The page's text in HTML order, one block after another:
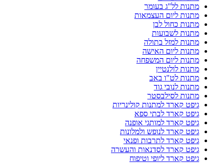
מתנות לל"ג בעומר
מתנות ליום העצמאות
מתנות כחול לבן
מתנות לשבועות
מתנות למזל בתולה
מתנות ליום האישה
מתנות ליום המשפחה
מתנות לולנטיין
מתנות לט"ו באב
מתנות לנובי גוד
מתנות לסילבסטר
גיפט קארד למתנות קולינריות
גיפט קארד לבתי ספא
גיפט קארד למותגי אופנה
גיפט קארד לנופש ולמלונות
גיפט קארד לתרבות ופנאי
גיפט קארד לסדנאות והעשרה
גיפט קארד ליופי וטיפוח